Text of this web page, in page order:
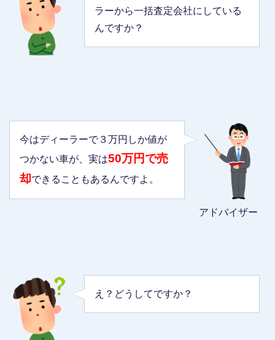
ラーから一括査定会社にしている
んですか？
アドバイザー
今はディーラーで３万円しか値が
つかない車が、実は50万円で売
却できることもあるんですよ。
え？どうしてですか？